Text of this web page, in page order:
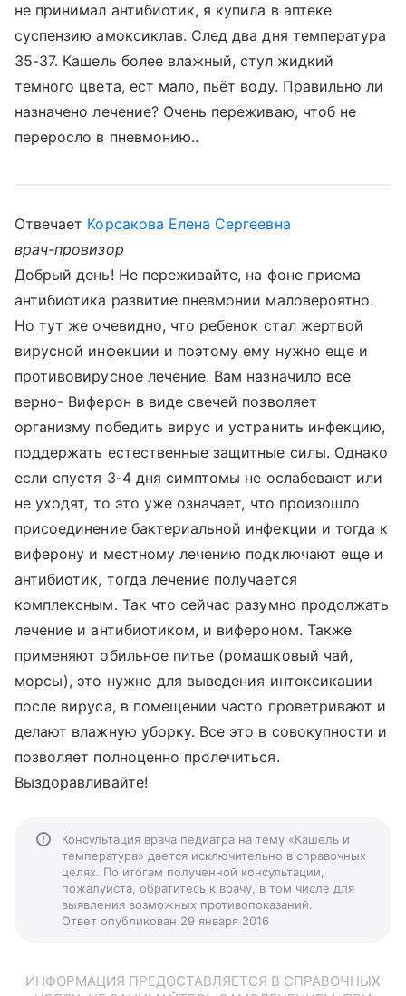
не принимал антибиотик, я купила в аптеке
суспензию амоксиклав. След два дня температура
35-37. Кашель более влажный, стул жидкий
темного цвета, ест мало, пьёт воду. Правильно ли
назначено лечение? Очень переживаю, чтоб не
переросло в пневмонию..
Отвечает Корсакова Елена Сергеевна
врач-провизор
Добрый день! Не переживайте, на фоне приема
антибиотика развитие пневмонии маловероятно.
Но тут же очевидно, что ребенок стал жертвой
вирусной инфекции и поэтому ему нужно еще и
противовирусное лечение. Вам назначило все
верно- Виферон в виде свечей позволяет
организму победить вирус и устранить инфекцию,
поддержать естественные защитные силы. Однако
если спустя 3-4 дня симптомы не ослабевают или
не уходят, то это уже означает, что произошло
присоединение бактериальной инфекции и тогда к
виферону и местному лечению подключают еще и
антибиотик, тогда лечение получается
комплексным. Так что сейчас разумно продолжать
лечение и антибиотиком, и вифероном. Также
применяют обильное питье (ромашковый чай,
морсы), это нужно для выведения интоксикации
после вируса, в помещении часто проветривают и
делают влажную уборку. Все это в совокупности и
позволяет полноценно пролечиться.
Выздоравливайте!
Консультация врача педиатра на тему «Кашель и
температура» дается исключительно в справочных
целях. По итогам полученной консультации,
пожалуйста, обратитесь к врачу, в том числе для
выявления возможных противопоказаний.
Ответ опубликован 29 января 2016
ИНФОРМАЦИЯ ПРЕДОСТАВЛЯЕТСЯ В СПРАВОЧНЫХ